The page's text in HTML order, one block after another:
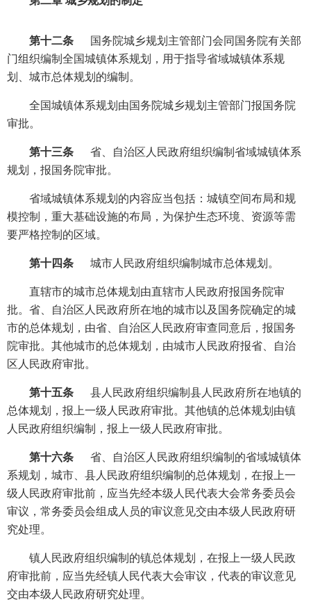
第十二条
国务院城乡规划主管部门会同国务院有关部
门组织编制全国城镇体系规划，用于指导省域城镇体系规
划、城市总体规划的编制。
全国城镇体系规划由国务院城乡规划主管部门报国务院
审批。
第十三条
省、自治区人民政府组织编制省域城镇体系
规划，报国务院审批。
省域城镇体系规划的内容应当包括：城镇空间布局和规
模控制，重大基础设施的布局，为保护生态环境、资源等需
要严格控制的区域。
第十四条
城市人民政府组织编制城市总体规划。
直辖市的城市总体规划由直辖市人民政府报国务院审
批。省、自治区人民政府所在地的城市以及国务院确定的城
市的总体规划，由省、自治区人民政府审查同意后，报国务
院审批。其他城市的总体规划，由城市人民政府报省、自治
区人民政府审批。
第十五条
县人民政府组织编制县人民政府所在地镇的
总体规划，报上一级人民政府审批。其他镇的总体规划由镇
人民政府组织编制，报上一级人民政府审批。
第十六条
省、自治区人民政府组织编制的省域城镇体
系规划，城市、县人民政府组织编制的总体规划，在报上一
级人民政府审批前，应当先经本级人民代表大会常务委员会
审议，常务委员会组成人员的审议意见交由本级人民政府研
究处理。
镇人民政府组织编制的镇总体规划，在报上一级人民政
府审批前，应当先经镇人民代表大会审议，代表的审议意见
交由本级人民政府研究处理。